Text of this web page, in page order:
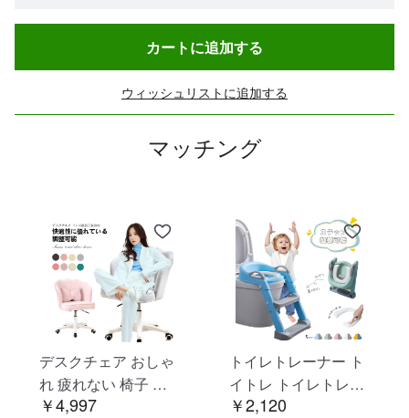
カートに追加する
ウィッシュリストに追加する
マッチング
デスクチェア おしゃ
れ 疲れない 椅子 白
ホワイト デスクチェ
￥4,997
トイレトレーナー ト
イトレ トイレトレー
ニング トイレ 練習
￥2,120